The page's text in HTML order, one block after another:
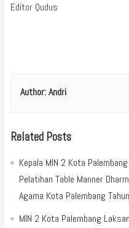
Editor Qudus
Author:Andri
Related Posts
Kepala MIN 2 Kota
Pelatihan Table Manner
Agama Kota Palembang
MIN 2 Kota Palembang